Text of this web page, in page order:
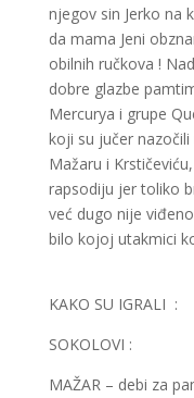
njegov sin Jerko na
da mama Jeni
obilnih ručkova !
dobre glazbe
Mercurya i grupe
koji su jučer
Mažaru i
rapsodiju jer toliko
već dugo nije
bilo kojoj utakmici
KAKO SU IGRALI :
SOKOLOVI :
MAŽAR – debi za